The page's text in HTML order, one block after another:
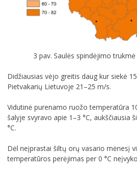
3 pav. Saulės spindėjimo
Didžiausias vėjo greitis daug kur siekė
Pietvakarių Lietuvoje 21–25 m/s.
Vidutinė purenamo ruožo temperatūra
šalyje svyravo apie 1–3 °C, aukščiausia
°C.
Dėl neįprastai šiltų orų vasario mėnesį
temperatūros perėjimas per 0 °C